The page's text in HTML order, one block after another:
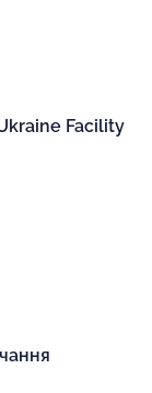
Facility